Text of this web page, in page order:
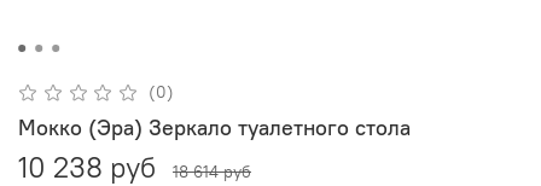
(0)
Мокко (Эра) Зеркало туалетного стола
10 238 руб 18 614 руб